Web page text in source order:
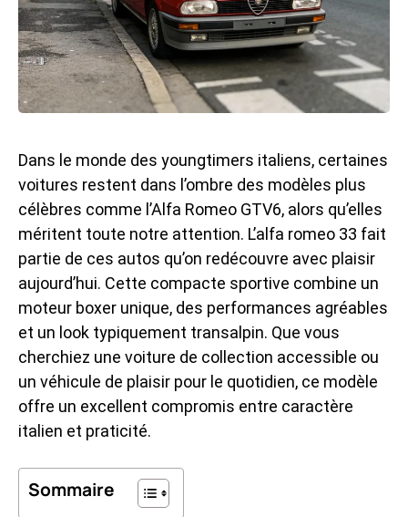
Dans le monde des youngtimers italiens, certaines
voitures restent dans l’ombre des modèles plus
célèbres comme l’Alfa Romeo GTV6, alors qu’elles
méritent toute notre attention. L’alfa romeo 33 fait
partie de ces autos qu’on redécouvre avec plaisir
aujourd’hui. Cette compacte sportive combine un
moteur boxer unique, des performances agréables
et un look typiquement transalpin. Que vous
cherchiez une voiture de collection accessible ou
un véhicule de plaisir pour le quotidien, ce modèle
offre un excellent compromis entre caractère
italien et praticité.
Sommaire